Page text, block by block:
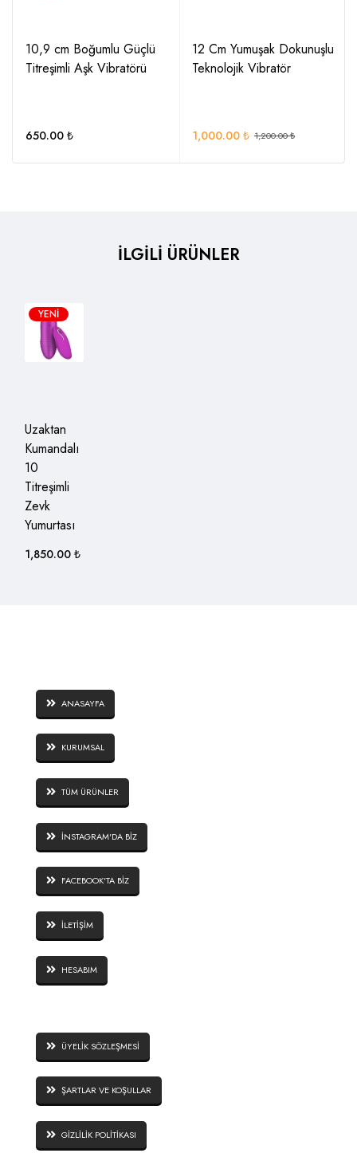
10,9 cm Boğumlu Güçlü
Titreşimli Aşk Vibratörü
650.00 ₺
12 Cm Yumuşak Dokunuşlu
Teknolojik Vibratör
1,200.00₺
1,000.00 ₺
İLGİLİ ÜRÜNLER
YENI
Uzaktan
Kumandalı
10
Titreşimli
Zevk
Yumurtası
1,850.00 ₺
ANASAYFA
KURUMSAL
TÜM ÜRÜNLER
İNSTAGRAM'DA BİZ
FACEBOOK'TA BİZ
İLETİŞİM
HESABIM
ÜYELİK SÖZLEŞMESİ
ŞARTLAR VE KOŞULLAR
GİZLİLİK POLİTİKASI